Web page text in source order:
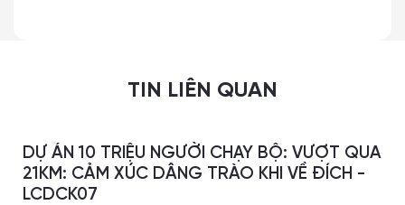
TIN LIÊN QUAN
DỰ ÁN 10 TRIỆU NGƯỜI CHẠY BỘ: VƯỢT QUA
21KM: CẢM XÚC DÂNG TRÀO KHI VỀ ĐÍCH -
LCDCK07